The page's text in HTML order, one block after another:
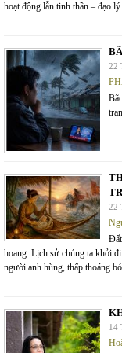
hoạt động lẫn tinh thần – đạo
22
22
hoang. Lịch sử chúng ta khởi
người anh hùng, thấp thoáng
14